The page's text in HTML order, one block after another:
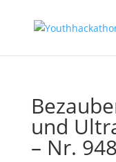
und
– Nr.